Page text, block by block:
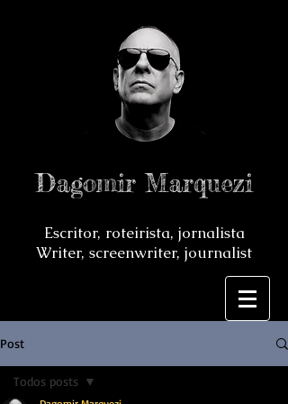
Dagomir Marquezi
Escritor, roteirista, jornalista
Writer, screenwriter, journalist
Post
Todos posts